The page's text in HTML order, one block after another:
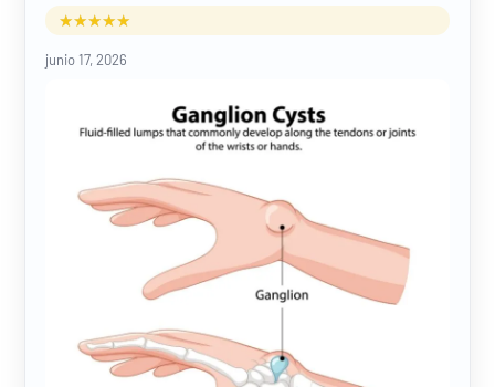
junio 17, 2026